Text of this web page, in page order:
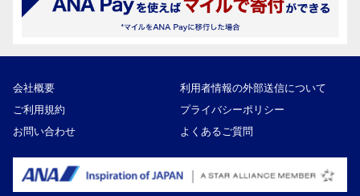
会社概要
利用者情報の外部送信について
ご利用規約
プライバシーポリシー
お問い合わせ
よくあるご質問